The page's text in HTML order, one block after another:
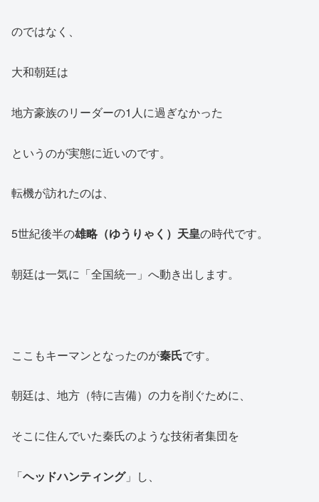
のではなく、
大和朝廷は
地方豪族のリーダーの1人に過ぎなかった
というのが実態に近いのです。
転機が訪れたのは、
5世紀後半の雄略（ゆうりゃく）天皇の時代です。
朝廷は一気に「全国統一」へ動き出します。
ここもキーマンとなったのが秦氏です。
朝廷は、地方（特に吉備）の力を削ぐために、
そこに住んでいた秦氏のような技術者集団を
「ヘッドハンティング」し、